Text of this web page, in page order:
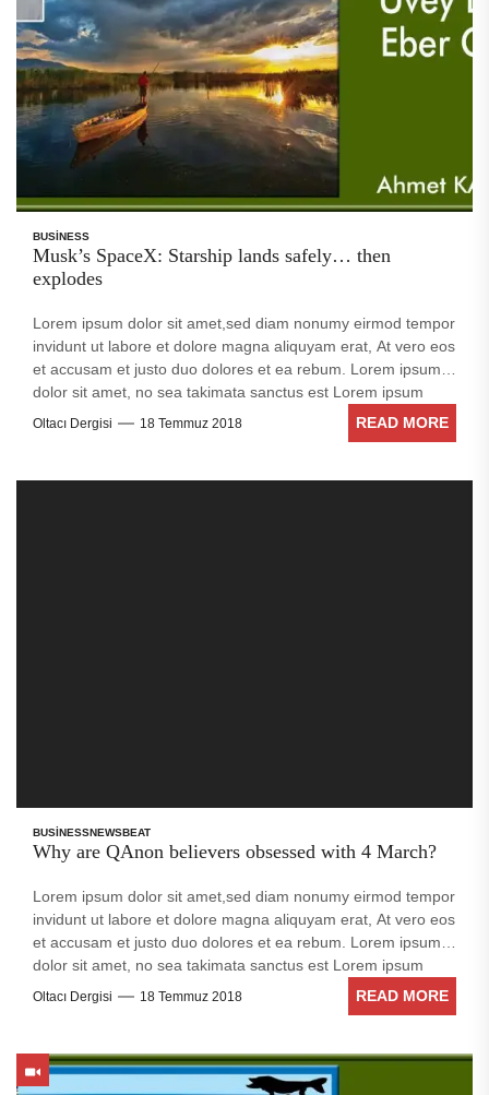
BUSINESS
Musk’s SpaceX: Starship lands safely… then
explodes
Lorem ipsum dolor sit amet,sed diam nonumy eirmod tempor
invidunt ut labore et dolore magna aliquyam erat, At vero eos
et accusam et justo duo dolores et ea rebum. Lorem ipsum
dolor sit amet, no sea takimata sanctus est Lorem ipsum
dolor sit amet. Stet clita kasd gubergren, no sea takimata
sanctus est Lorem ipsum dolor sit amet. sed diam voluptua.
Oltacı Dergisi 18 Temmuz 2018 READ MORE
BUSINESSNEWSBEAT
Why are QAnon believers obsessed with 4 March?
Lorem ipsum dolor sit amet,sed diam nonumy eirmod tempor
invidunt ut labore et dolore magna aliquyam erat, At vero eos
et accusam et justo duo dolores et ea rebum. Lorem ipsum
dolor sit amet, no sea takimata sanctus est Lorem ipsum
dolor sit amet. Stet clita kasd gubergren, no sea takimata
sanctus est Lorem ipsum dolor sit amet. sed diam voluptua.
Oltacı Dergisi 18 Temmuz 2018 READ MORE